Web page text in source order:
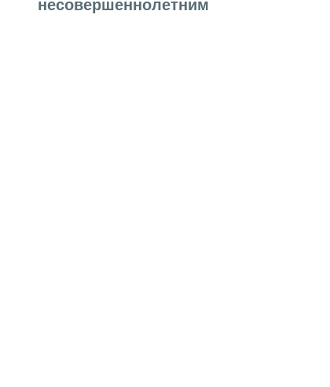
несовершеннолетним